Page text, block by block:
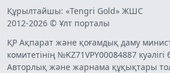
Құрылтайшы: «Tengri Gold» ЖШС
2012-2026 © Ұлт порталы
ҚР Ақпарат және қоғамдық даму
комитетінің №KZ71VPY00084887 куәлігі
Авторлық және жарнама құқықтары